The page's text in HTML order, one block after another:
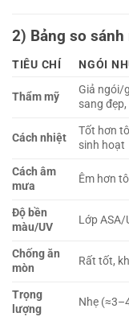
2) Bảng so sánh
TIÊU CHÍ NGÓI
Thẩm mỹ
Giả ngói/
sang
Cách nhiệt
Tốt hơn
sinh hoạt
Cách âm
mưa
Êm hơn
Độ bền
màu/UV
Lớp
Chống ăn
mòn
Rất tốt,
Trọng
lượng
Nhẹ